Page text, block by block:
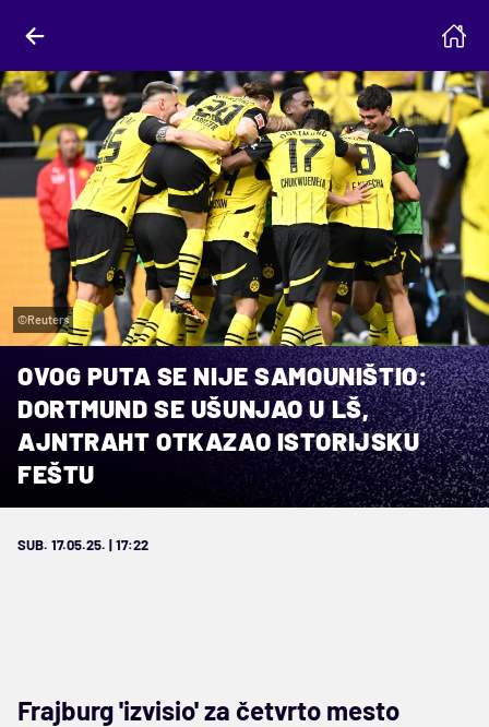
©Reuters
OVOG PUTA SE NIJE SAMOUNIŠTIO:
DORTMUND SE UŠUNJAO U LŠ,
AJNTRAHT OTKAZAO ISTORIJSKU
FEŠTU
SUB. 17.05.25. | 17:22
Frajburg 'izvisio' za četvrto mesto